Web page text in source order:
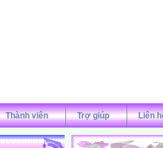
Thành viên Trợ giúp Liên